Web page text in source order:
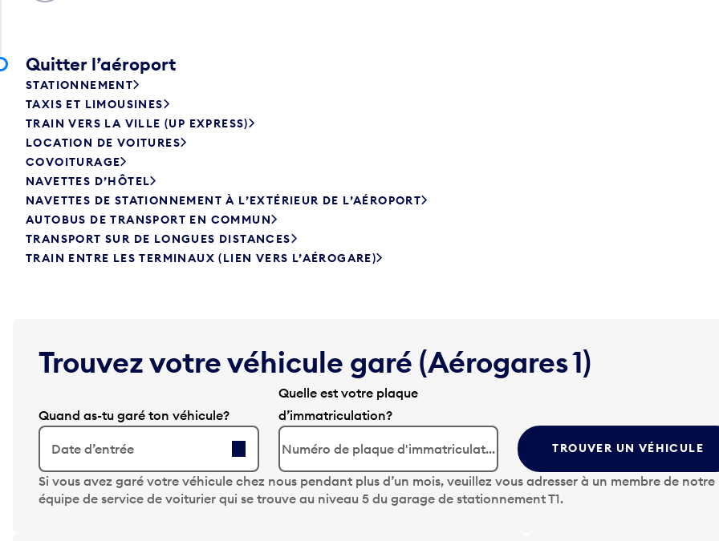
Quitter l’aéroport
STATIONNEMENT
TAXIS ET LIMOUSINES
TRAIN VERS LA VILLE (UP EXPRESS)
LOCATION DE VOITURES
COVOITURAGE
NAVETTES D’HÔTEL
NAVETTES DE STATIONNEMENT À L’EXTÉRIEUR DE L’AÉROPORT
AUTOBUS DE TRANSPORT EN COMMUN
TRANSPORT SUR DE LONGUES DISTANCES
TRAIN ENTRE LES TERMINAUX (LIEN VERS L’AÉROGARE)
Trouvez votre véhicule garé (Aérogares 1)
Quand as-tu garé ton véhicule?
Date d’entrée
A
p
Quelle est votre plaque
d’immatriculation?
TROUVER UN VÉHICULE
Si vous avez garé votre véhicule chez nous pendant plus d’un mois, veuillez vous adresser à un membre de notre
équipe de service de voiturier qui se trouve au niveau 5 du garage de stationnement T1.